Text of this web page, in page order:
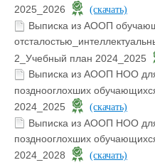
2025_2026
(скачать)
Выписка из АООП
2_Учебный план 2024_2025
Выписка из АООП НОО
позднооглохших
2024_2025
(скачать)
Выписка из АООП НОО
позднооглохших
2024_2028
(скачать)